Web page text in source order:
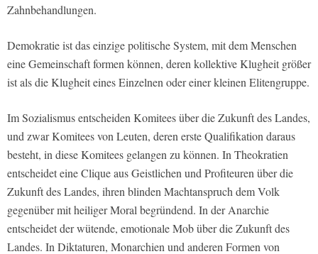
Zahnbehandlungen.
Demokratie ist das einzige politische System, mit dem Menschen
eine Gemeinschaft formen können, deren kollektive Klugheit größer
ist als die Klugheit eines Einzelnen oder einer kleinen Elitengruppe.
Im Sozialismus entscheiden Komitees über die Zukunft des Landes,
und zwar Komitees von Leuten, deren erste Qualifikation daraus
besteht, in diese Komitees gelangen zu können. In Theokratien
entscheidet eine Clique aus Geistlichen und Profiteuren über die
Zukunft des Landes, ihren blinden Machtanspruch dem Volk
gegenüber mit heiliger Moral begründend. In der Anarchie
entscheidet der wütende, emotionale Mob über die Zukunft des
Landes. In Diktaturen, Monarchien und anderen Formen von